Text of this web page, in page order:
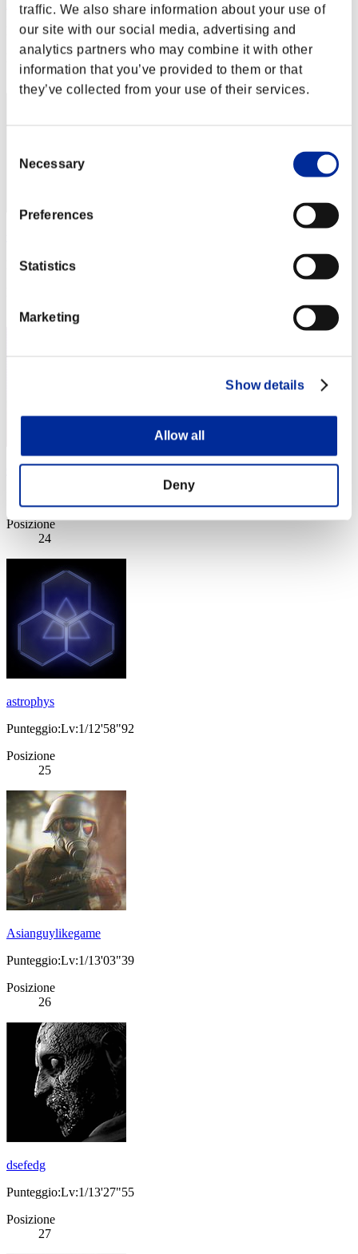
traffic. We also share information about your use of
our site with our social media, advertising and
analytics partners who may combine it with other
information that you’ve provided to them or that
they’ve collected from your use of their services.
Selection
Necessary
Preferences
Statistics
Marketing
Show details
Allow all
Deny
k-uma-3
Punteggio:Lv:1/12'32"07
Posizione
22
Punteggio:Lv:1/12'32"09
Chamber124
Posizione
24
astrophys
Punteggio:Lv:1/12'58"92
Posizione
25
Asianguylikegame
Punteggio:Lv:1/13'03"39
Posizione
26
dsefedg
Punteggio:Lv:1/13'27"55
Posizione
27